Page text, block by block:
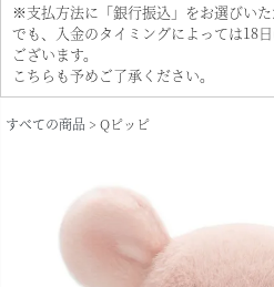
※支払方法に「銀行振込」をお選びい
でも、入金のタイミングによっては18
ございます。
こちらも予めご了承ください。
すべての商品 Qピッピ